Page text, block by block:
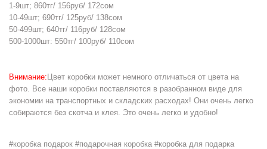
1-9шт; 860тг/ 156руб/ 172сом
10-49шт; 690тг/ 125руб/ 138сом
50-499шт; 640тг/ 116руб/ 128сом
500-1000шт: 550тг/ 100руб/ 110сом
Внимание: Цвет коробки может немного отличаться от цвета на
фото. Все наши коробки поставляются в разобранном виде для
экономии на транспортных и складских расходах! Они очень легко
собираются без скотча и клея. Это очень легко и удобно!
#коробка подарок #подарочная коробка #коробка для подарка